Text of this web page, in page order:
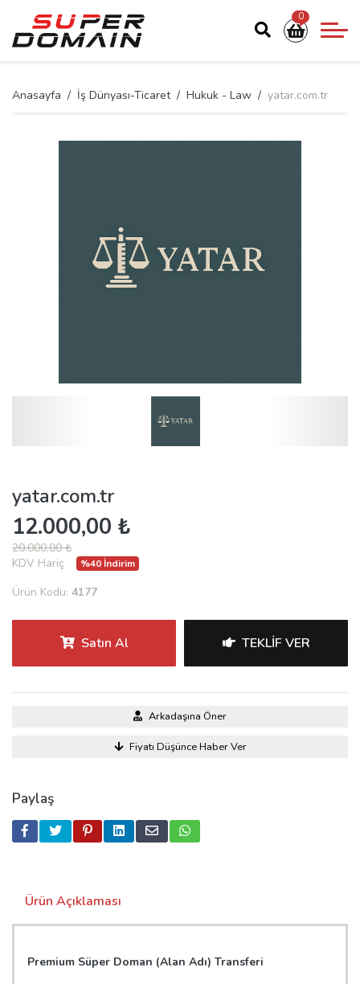
0
Anasayfa İş Dünyası-Ticaret Hukuk - Law yatar.com.tr
yatar.com.tr
12.000,00 ₺
20.000,00 ₺
KDV Hariç
%40 İndirim
Ürün Kodu: 4177
Satın Al TEKLIF VER
Arkadaşına Öner
Fiyatı Düşünce Haber Ver
Paylaş
Ürün Açıklaması
Premium Süper Doman (Alan Adı) Transferi